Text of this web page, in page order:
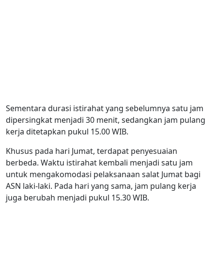
Sementara durasi istirahat yang sebelumnya satu jam
dipersingkat menjadi 30 menit, sedangkan jam pulang
kerja ditetapkan pukul 15.00 WIB.
Khusus pada hari Jumat, terdapat penyesuaian
berbeda. Waktu istirahat kembali menjadi satu jam
untuk mengakomodasi pelaksanaan salat Jumat bagi
ASN laki-laki. Pada hari yang sama, jam pulang kerja
juga berubah menjadi pukul 15.30 WIB.